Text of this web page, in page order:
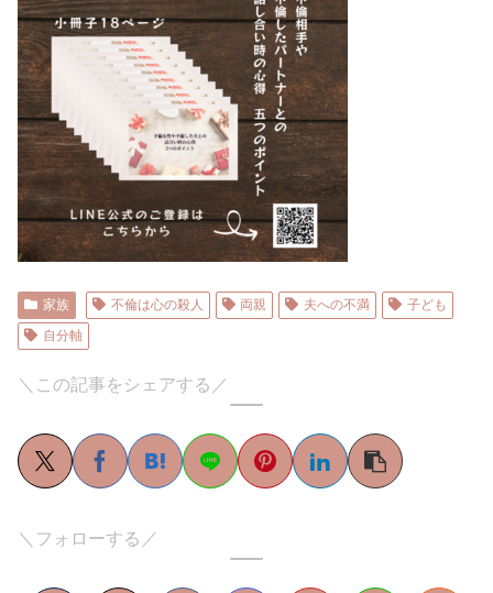
家族 不倫は心の殺人 両親 夫への不満
子ども
自分軸
＼この記事をシェアする／
＼フォローする／